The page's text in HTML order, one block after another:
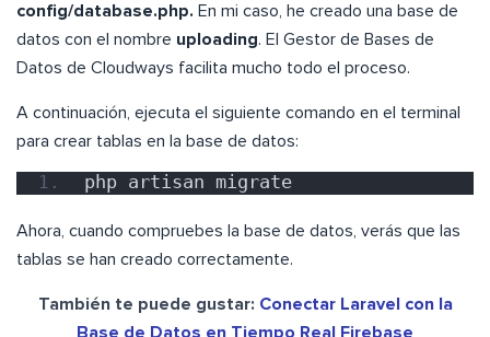
config/database.php. En mi caso, he creado una base de
datos con el nombre uploading. El Gestor de Bases de
Datos de Cloudways facilita mucho todo el proceso.
A continuación, ejecuta el siguiente comando en el terminal
para crear tablas en la base de datos:
php artisan migrate
Ahora, cuando compruebes la base de datos, verás que las
tablas se han creado correctamente.
También te puede gustar: Conectar Laravel con la
Base de Datos en Tiempo Real Firebase